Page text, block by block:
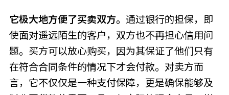
它极大地方便了买卖双方。 通过银行的担保，即
使面对遥远陌生的客户，双方也不再担心信用问
题。买方可以放心购买，因为其保证了他们只有
在符合合同条件的情况下才会付款。对卖方而
言，它不仅仅是一种支付保障，更是确保能够及